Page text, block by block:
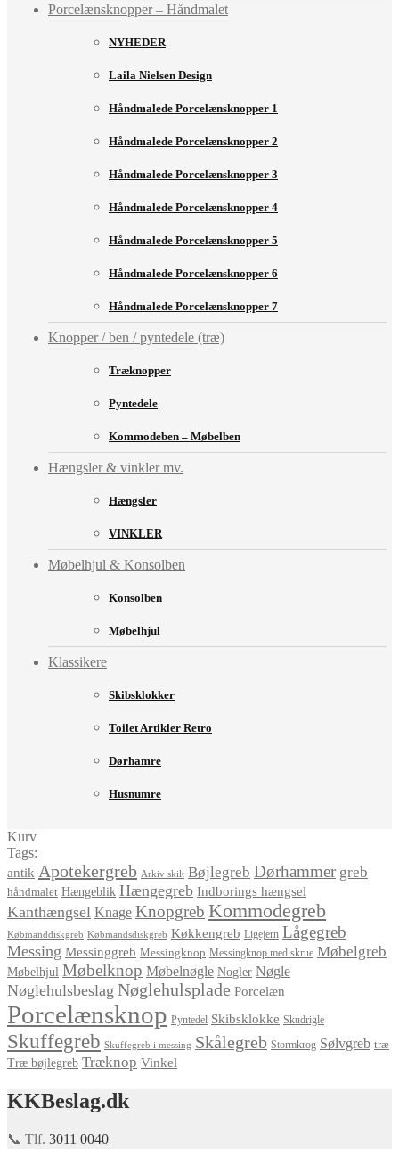
Porcelænsknopper – Håndmalet
NYHEDER
Laila Nielsen Design
Håndmalede Porcelænsknopper 1
Håndmalede Porcelænsknopper 2
Håndmalede Porcelænsknopper 3
Håndmalede Porcelænsknopper 4
Håndmalede Porcelænsknopper 5
Håndmalede Porcelænsknopper 6
Håndmalede Porcelænsknopper 7
Knopper / ben / pyntedele (træ)
Træknopper
Pyntedele
Kommodeben – Møbelben
Hængsler & vinkler mv.
Hængsler
VINKLER
Møbelhjul & Konsolben
Konsolben
Møbelhjul
Klassikere
Skibsklokker
Toilet Artikler Retro
Dørhamre
Husnumre
Kurv
Tags:
antik Apotekergreb Arkiv skilt Bøjlegreb Dørhammer greb
håndmalet Hængeblik Hængegreb Indborings hængsel
Kanthængsel Knage Knopgreb Kommodegreb
Købmanddiskgreb Købmandsdiskgreb Køkkengreb Ligejern Lågegreb
Messing Messinggreb Messingknop Messingknop med skrue Møbelgreb
Møbelhjul Møbelknop Møbelnøgle Nogler Nøgle
Nøglehulsbeslag Nøglehulsplade Porcelæn
Porcelænsknop Pyntedel Skibsklokke Skudrigle
Skuffegreb Skuffegreb i messing Skålegreb Stormkrog Sølvgreb træ
Træ bøjlegreb Træknop Vinkel
KKBeslag.dk
📞 Tlf. 3011 0040